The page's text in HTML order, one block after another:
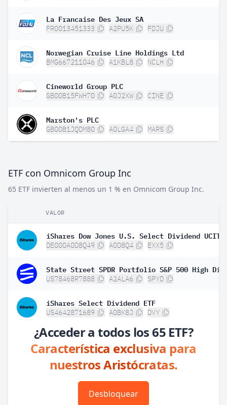
La Francaise Des Jeux SA
FR0013451333 A2PU5K FDJU
Norwegian Cruise Line Holdings Ltd
BMG667211046 A1KBL8 NCLH
Cineworld Group PLC
GB00B15FWH70 A0J2XW CINE
Marston's PLC
GB00B1JQDM80 A0LGA4 MARS
ETF con Omnicom Group Inc
65 ETF invierten al menos un 1 % en Omnicom Group Inc.
VALOR
DE000A0D8Q49 A0D8Q4 EXX5
US78468R7888 A2ALA6 SPYD
iShares Select Dividend ETF
US4642871689 A0BK8J DVY
¿Acceder a todos los 65 ETF?
Característica exclusiva para
nuestros Aristócratas.
Desbloquear